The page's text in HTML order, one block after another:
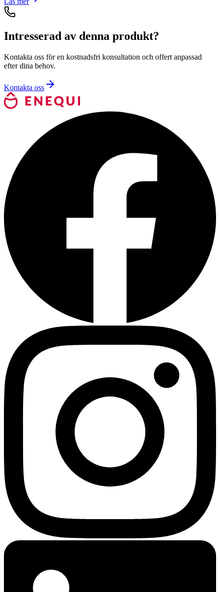
Intresserad av denna produkt?
Kontakta oss för en kostnadsfri konsultation och offert anpassad
efter dina behov.
Kontakta oss